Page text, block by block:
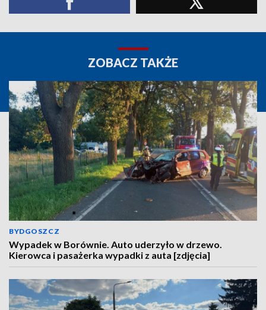
ZOBACZ TAKŻE
BYDGOSZCZ
Wypadek w Borównie. Auto uderzyło w drzewo.
Kierowca i pasażerka wypadki z auta [zdjęcia]